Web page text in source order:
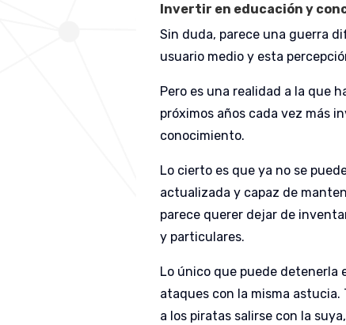
Invertir en educación y
Sin duda, parece una guerra
usuario medio y esta
Pero es una realidad a la que
próximos años cada vez más
conocimiento.
Lo cierto es que ya no se
actualizada y capaz de
parece querer dejar de
y particulares.
Lo único que puede detenerla
ataques con la misma
a los piratas salirse con la